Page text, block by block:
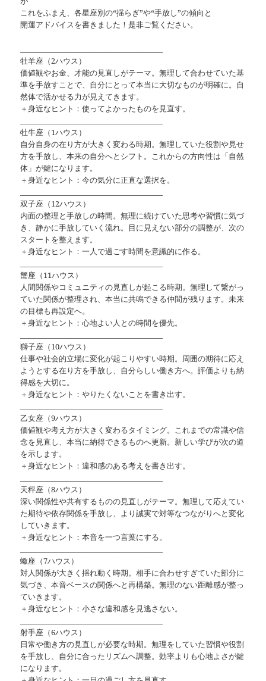
これをふまえ、各星座別の“揺らぎ”や“手放し”の傾向と
開運アドバイスを書きました！是非ご覧ください。
牡羊座（2ハウス）
価値観やお金、才能の見直しがテーマ。無理して合わせていた基
準を手放すことで、自分にとって本当に大切なものが明確に。自
然体で活かせる力が見えてきます。
＋身近なヒント：使ってよかったものを見直す。
牡牛座（1ハウス）
自分自身の在り方が大きく変わる時期。無理していた役割や見せ
方を手放し、本来の自分へとシフト。これからの方向性は「自然
体」が鍵になります。
＋身近なヒント：今の気分に正直な選択を。
双子座（12ハウス）
内面の整理と手放しの時間。無理に続けていた思考や習慣に気づ
き、静かに手放していく流れ。目に見えない部分の調整が、次の
スタートを整えます。
＋身近なヒント：一人で過ごす時間を意識的に作る。
蟹座（11ハウス）
人間関係やコミュニティの見直しが起こる時期。無理して繋がっ
ていた関係が整理され、本当に共鳴できる仲間が残ります。未来
の目標も再設定へ。
＋身近なヒント：心地よい人との時間を優先。
獅子座（10ハウス）
仕事や社会的立場に変化が起こりやすい時期。周囲の期待に応え
ようとする在り方を手放し、自分らしい働き方へ。評価よりも納
得感を大切に。
＋身近なヒント：やりたくないことを書き出す。
乙女座（9ハウス）
価値観や考え方が大きく変わるタイミング。これまでの常識や信
念を見直し、本当に納得できるものへ更新。新しい学びが次の道
を示します。
＋身近なヒント：違和感のある考えを書き出す。
天秤座（8ハウス）
深い関係性や共有するものの見直しがテーマ。無理して応えてい
た期待や依存関係を手放し、より誠実で対等なつながりへと変化
していきます。
＋身近なヒント：本音を一つ言葉にする。
蠍座（7ハウス）
対人関係が大きく揺れ動く時期。相手に合わせすぎていた部分に
気づき、本音ベースの関係へと再構築。無理のない距離感が整っ
ていきます。
＋身近なヒント：小さな違和感を見逃さない。
射手座（6ハウス）
日常や働き方の見直しが必要な時期。無理をしていた習慣や役割
を手放し、自分に合ったリズムへ調整。効率よりも心地よさが鍵
になります。